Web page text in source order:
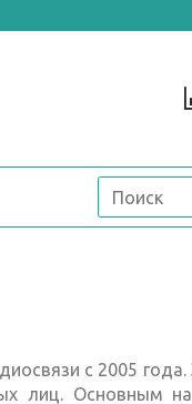
с 2005
лиц. Основным